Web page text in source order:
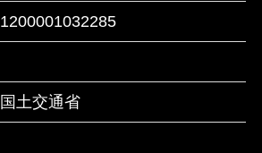
1200001032285
国土交通省